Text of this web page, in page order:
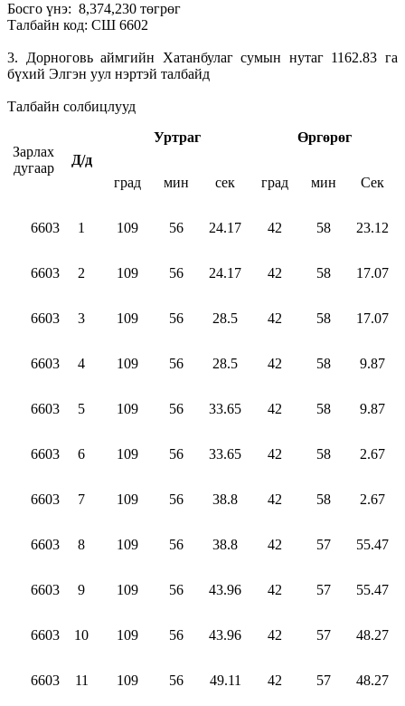
Босго үнэ: 8,374,230 төгрөг
Талбайн код: СШ 6602
3. Дорноговь аймгийн Хатанбулаг сумын нутаг 1162.83 га
бүхий Элгэн уул нэртэй талбайд
Талбайн солбицлууд
Зарлах
дугаар
Д/д
Уртраг Өргөрөг
град мин сек град мин Сек
6603 1 109 56 24.17 42 58 23.12
6603 2 109 56 24.17 42 58 17.07
6603 3 109 56 28.5 42 58 17.07
6603 4 109 56 28.5 42 58 9.87
6603 5 109 56 33.65 42 58 9.87
6603 6 109 56 33.65 42 58 2.67
6603 7 109 56 38.8 42 58 2.67
6603 8 109 56 38.8 42 57 55.47
6603 9 109 56 43.96 42 57 55.47
6603 10 109 56 43.96 42 57 48.27
6603 11 109 56 49.11 42 57 48.27